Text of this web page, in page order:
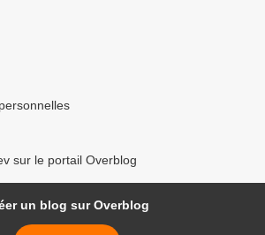
sur le portail Overblog
un blog sur Overblog